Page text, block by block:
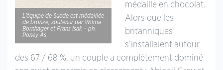
L’équipe de Suède est médaillée
de bronze, soutenur par Wilma
Bornhager et Frans Isak – ph.
Poney As
médaille en chocolat.
Alors que les
britanniques
s’installaient autour
des 67 / 68 %, un couple a complètement dominé